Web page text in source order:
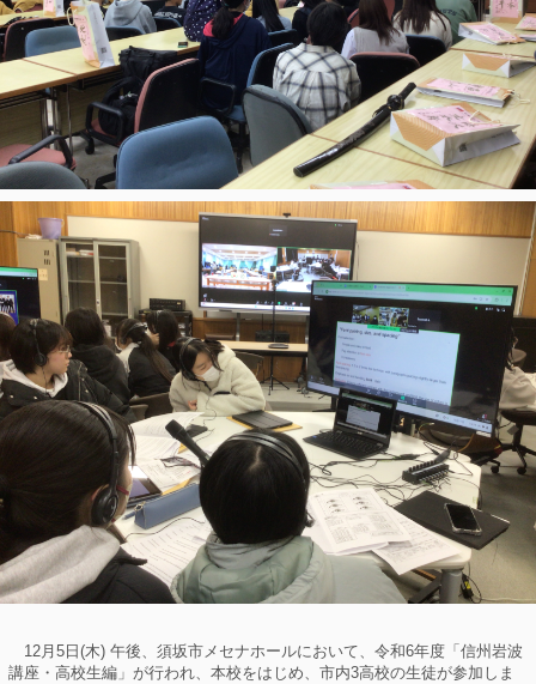
12月5日(木) 午後、須坂市メセナホールにおいて、令和6年度「信州岩波
講座・高校生編」が行われ、本校をはじめ、市内3高校の生徒が参加しま